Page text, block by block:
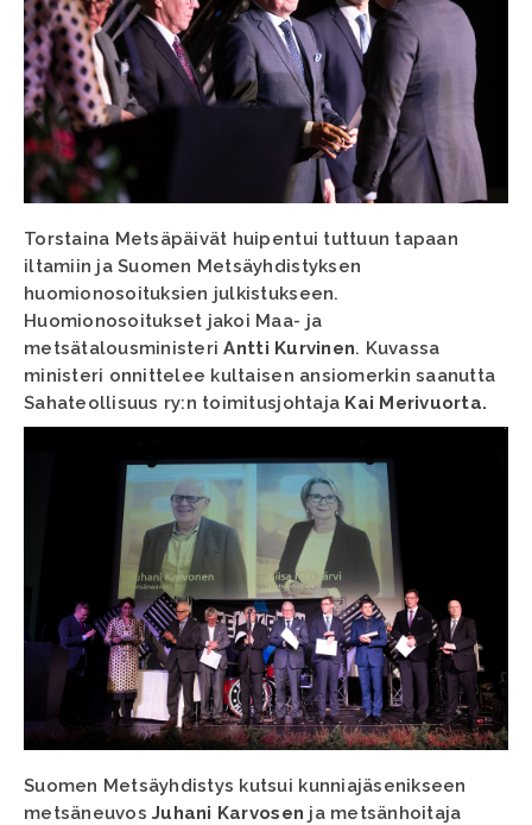
Torstaina Metsäpäivät huipentui tuttuun tapaan
iltamiin ja Suomen Metsäyhdistyksen
huomionosoituksien julkistukseen.
Huomionosoitukset jakoi Maa- ja
metsätalousministeriAntti Kurvinen. Kuvassa
ministeri onnittelee kultaisen ansiomerkin saanutta
Sahateollisuus ry:n toimitusjohtaja Kai Merivuorta.
Suomen Metsäyhdistys kutsui kunniajäsenikseen
metsäneuvosJuhani Karvosen ja metsänhoitaja